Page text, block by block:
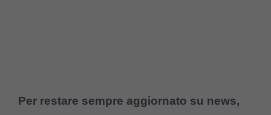
Per restare sempre aggiornato su news,